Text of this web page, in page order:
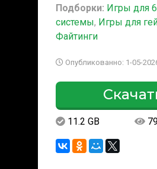
Подборки: Игры для
системы, Игры для
Файтинги
Опубликованно: 1-05-
11.2 GB